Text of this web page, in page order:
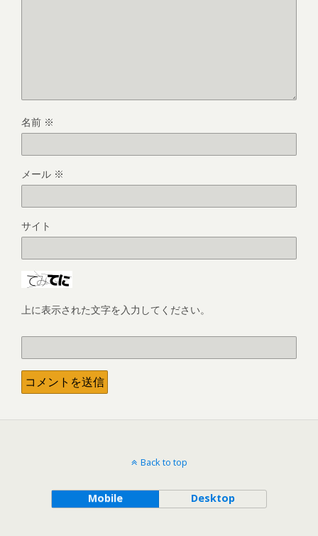
名前 ※
メール ※
サイト
上に表示された文字を入力してください。
Back to top
Mobile Desktop